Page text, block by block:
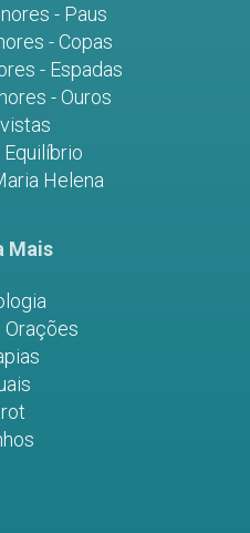
- Paus
- Copas
- Espadas
- Ouros
Helena
Mais
Orações